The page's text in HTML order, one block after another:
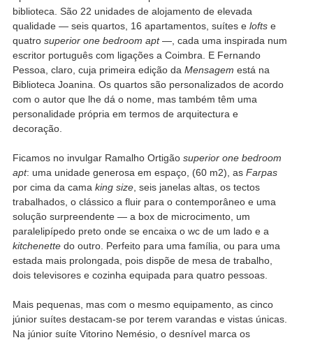
biblioteca. São 22 unidades de alojamento de elevada
qualidade — seis quartos, 16 apartamentos, suítes e loftse
quatro superior one bedroom apt—, cada uma inspirada num
escritor português com ligações a Coimbra. E Fernando
Pessoa, claro, cuja primeira edição da Mensagem está na
Biblioteca Joanina. Os quartos são personalizados de acordo
com o autor que lhe dá o nome, mas também têm uma
personalidade própria em termos de arquitectura e
decoração.
Ficamos no invulgar Ramalho Ortigão superior one bedroom
apt: uma unidade generosa em espaço, (60 m2), as Farpas
por cima da cama king size, seis janelas altas, os tectos
trabalhados, o clássico a fluir para o contemporâneo e uma
solução surpreendente — a box de microcimento, um
paralelipípedo preto onde se encaixa o wc de um lado e a
kitchenettedo outro. Perfeito para uma família, ou para uma
estada mais prolongada, pois dispõe de mesa de trabalho,
dois televisores e cozinha equipada para quatro pessoas.
Mais pequenas, mas com o mesmo equipamento, as cinco
júnior suítes destacam-se por terem varandas e vistas únicas.
Na júnior suíte Vitorino Nemésio, o desnível marca os